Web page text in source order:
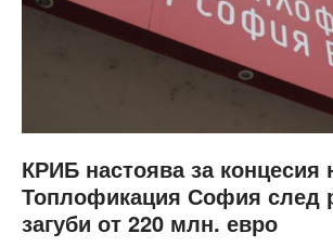
КРИБ настоява за концесия
Топлофикация София след
загуби от 220 млн. евро